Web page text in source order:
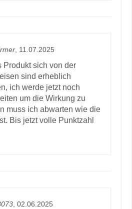
, 11.07.2025
Produkt sich von der
sind erheblich
ich werde jetzt noch
um die Wirkung zu
muss ich abwarten wie die
Bis jetzt volle Punktzahl
, 02.06.2025